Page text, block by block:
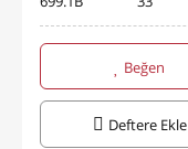
Beğen
Deftere Ekle